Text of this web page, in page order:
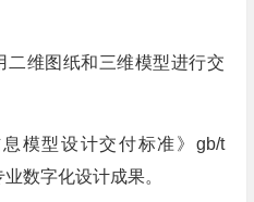
二维图纸和三维模型进行交
模型设计交付标准》gb/t
数字化设计成果。